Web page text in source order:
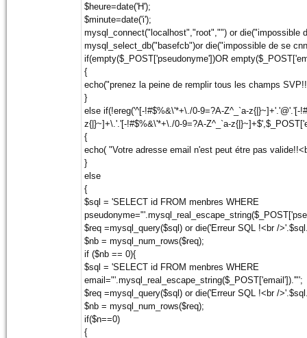
$heure=date('H');
$minute=date('i');
mysql_connect("localhost","root","") or die("impossible
mysql_select_db("basefcb")or die("impossible de se
if(empty($_POST['pseudonyme'])OR
{
echo("prenez la peine de remplir tous les champs
}
else if(!ereg('^[-!#$%&\'*+\./0-9=?A-Z^_`a-z{|}~]+'.'@'.'[-
z{|}~]+\.'.'[-!#$%&\'*+\./0-9=?A-Z^_`a-
{
echo( "Votre adresse email n'est peut étre pas
}
else
{
$sql = 'SELECT id FROM menbres WHERE
$req =mysql_query($sql) or die('Erreur SQL !<br /
$nb = mysql_num_rows($req);
if ($nb == 0){
$sql = 'SELECT id FROM menbres WHERE
email="'.mysql_real_escape_string($_POST['email']).'"';
$req =mysql_query($sql) or die('Erreur SQL !<br /
$nb = mysql_num_rows($req);
if($n==0)
{